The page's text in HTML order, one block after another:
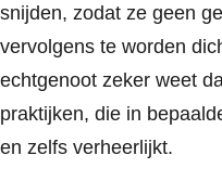
snijden, zodat ze geen
vervolgens te worden
echtgenoot zeker weet
praktijken, die in
en zelfs verheerlijkt.